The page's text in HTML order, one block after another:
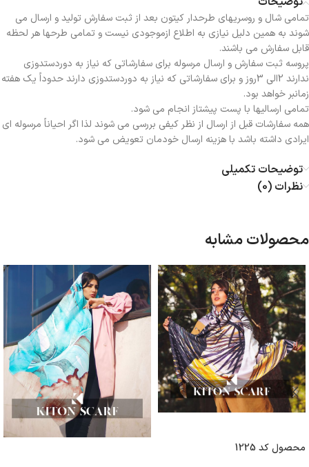
تمامی شال و روسریهای طرحدار کیتون بعد از ثبت سفارش تولید و ارسال می
شوند به همین دلیل نیازی به اطلاع ازموجودی نیست و تمامی طرحها هر لحظه
قابل سفارش می باشند.
پروسه ثبت سفارش و ارسال مرسوله برای سفارشاتی که نیاز به دوردستدوزی
ندارند 2الی 3روز و برای سفارشاتی که نیاز به دوردستدوزی دارند حدوداً یک هفته
زمانبر خواهد بود.
تمامی ارسالیها با پست پیشتاز انجام می شود.
همه سفارشات قبل از ارسال از نظر کیفی بررسی می شوند لذا اگر احیاناً مرسوله ای
ایرادی داشته باشد با هزینه ارسال خودمان تعویض می شود.
توضیحات تکمیلی
نظرات (0)
محصولات مشابه
محصول کد 1225